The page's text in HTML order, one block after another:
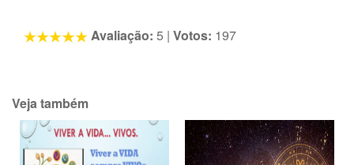
Avaliação: 5 | Votos: 197
Veja também